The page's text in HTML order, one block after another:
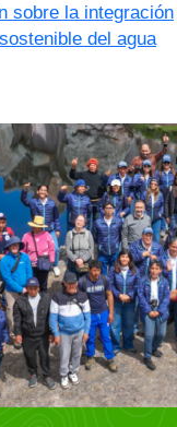
sobre la integración
del agua